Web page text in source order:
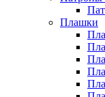
Плашки